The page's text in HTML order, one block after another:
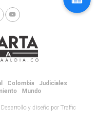
Colombia
Judiciales
Mundo
y diseño por Traffic